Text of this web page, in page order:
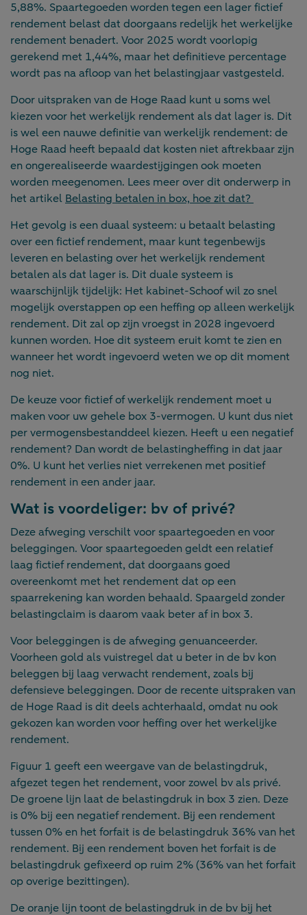
5,88%. Spaartegoeden worden tegen een lager fictief
rendement belast dat doorgaans redelijk het werkelijke
rendement benadert. Voor 2025 wordt voorlopig
gerekend met 1,44%, maar het definitieve percentage
wordt pas na afloop van het belastingjaar vastgesteld.
Door uitspraken van de Hoge Raad kunt u soms wel
kiezen voor het werkelijk rendement als dat lager is. Dit
is wel een nauwe definitie van werkelijk rendement: de
Hoge Raad heeft bepaald dat kosten niet aftrekbaar zijn
en ongerealiseerde waardestijgingen ook moeten
worden meegenomen. Lees meer over dit onderwerp in
het artikel Belasting betalen in box, hoe zit dat?
Het gevolg is een duaal systeem: u betaalt belasting
over een fictief rendement, maar kunt tegenbewijs
leveren en belasting over het werkelijk rendement
betalen als dat lager is. Dit duale systeem is
waarschijnlijk tijdelijk: Het kabinet-Schoof wil zo snel
mogelijk overstappen op een heffing op alleen werkelijk
rendement. Dit zal op zijn vroegst in 2028 ingevoerd
kunnen worden. Hoe dit systeem eruit komt te zien en
wanneer het wordt ingevoerd weten we op dit moment
nog niet.
De keuze voor fictief of werkelijk rendement moet u
maken voor uw gehele box 3-vermogen. U kunt dus niet
per vermogensbestanddeel kiezen. Heeft u een negatief
rendement? Dan wordt de belastingheffing in dat jaar
0%. U kunt het verlies niet verrekenen met positief
rendement in een ander jaar.
Wat is voordeliger: bv of privé?
Deze afweging verschilt voor spaartegoeden en voor
beleggingen. Voor spaartegoeden geldt een relatief
laag fictief rendement, dat doorgaans goed
overeenkomt met het rendement dat op een
spaarrekening kan worden behaald. Spaargeld zonder
belastingclaim is daarom vaak beter af in box 3.
Voor beleggingen is de afweging genuanceerder.
Voorheen gold als vuistregel dat u beter in de bv kon
beleggen bij laag verwacht rendement, zoals bij
defensieve beleggingen. Door de recente uitspraken van
de Hoge Raad is dit deels achterhaald, omdat nu ook
gekozen kan worden voor heffing over het werkelijke
rendement.
Figuur 1 geeft een weergave van de belastingdruk,
afgezet tegen het rendement, voor zowel bv als privé.
De groene lijn laat de belastingdruk in box 3 zien. Deze
is 0% bij een negatief rendement. Bij een rendement
tussen 0% en het forfait is de belastingdruk 36% van het
rendement. Bij een rendement boven het forfait is de
belastingdruk gefixeerd op ruim 2% (36% van het forfait
op overige bezittingen).
De oranje lijn toont de belastingdruk in de bv bij het